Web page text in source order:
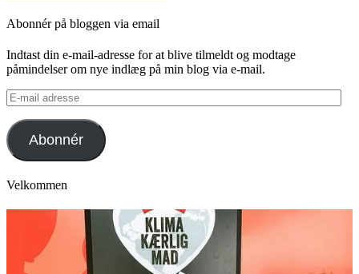
Abonnér på bloggen via email
Indtast din e-mail-adresse for at blive tilmeldt og modtage
påmindelser om nye indlæg på min blog via e-mail.
E-
mail
adresse
Abonnér
Velkommen